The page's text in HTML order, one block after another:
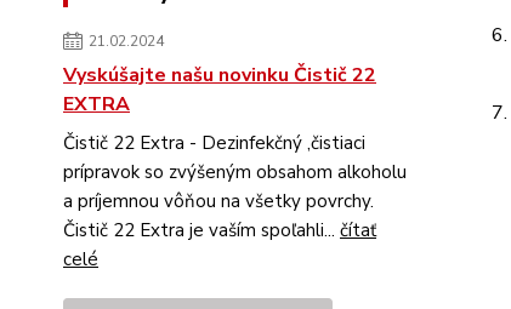
21.02.2024
Vyskúšajte našu novinku Čistič 22
EXTRA
Čistič 22 Extra - Dezinfekčný ,čistiaci
prípravok so zvýšeným obsahom alkoholu
a príjemnou vôňou na všetky povrchy.
Čistič 22 Extra je vaším spoľahli... čítať
celé